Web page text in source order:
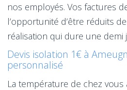
nos employés. Vos factures
l’opportunité d’être réduits
réalisation qui dure une demi
Devis isolation 1€ à
personnalisé
La température de chez vous